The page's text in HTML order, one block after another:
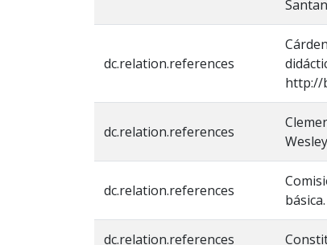
dc.relation.references
http://
dc.relation.references
dc.relation.references
dc.relation.references